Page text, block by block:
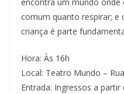
comum quanto respirar; e
criança é parte
Hora: Às 16h
Local: Teatro Mundo –
Entrada: Ingressos a partir